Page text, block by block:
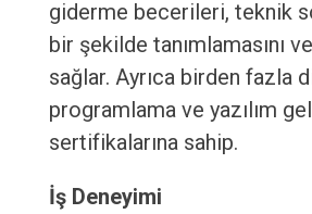
giderme becerileri, teknik
bir şekilde tanımlamasını
sağlar. Ayrıca birden fazla
programlama ve yazılım
sertifikalarına sahip.
İş Deneyimi